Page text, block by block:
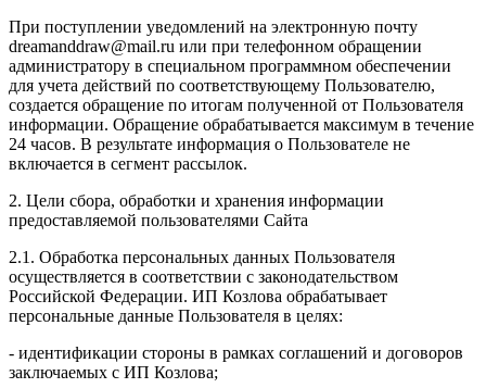
При поступлении уведомлений на электронную почту
dreamanddraw@mail.ru или при телефонном обращении
администратору в специальном программном обеспечении
для учета действий по соответствующему Пользователю,
создается обращение по итогам полученной от Пользователя
информации. Обращение обрабатывается максимум в течение
24 часов. В результате информация о Пользователе не
включается в сегмент рассылок.
2. Цели сбора, обработки и хранения информации
предоставляемой пользователями Сайта
2.1. Обработка персональных данных Пользователя
осуществляется в соответствии с законодательством
Российской Федерации. ИП Козловa обрабатывает
персональные данные Пользователя в целях:
- идентификации стороны в рамках соглашений и договоров
заключаемых с ИП Козлова;